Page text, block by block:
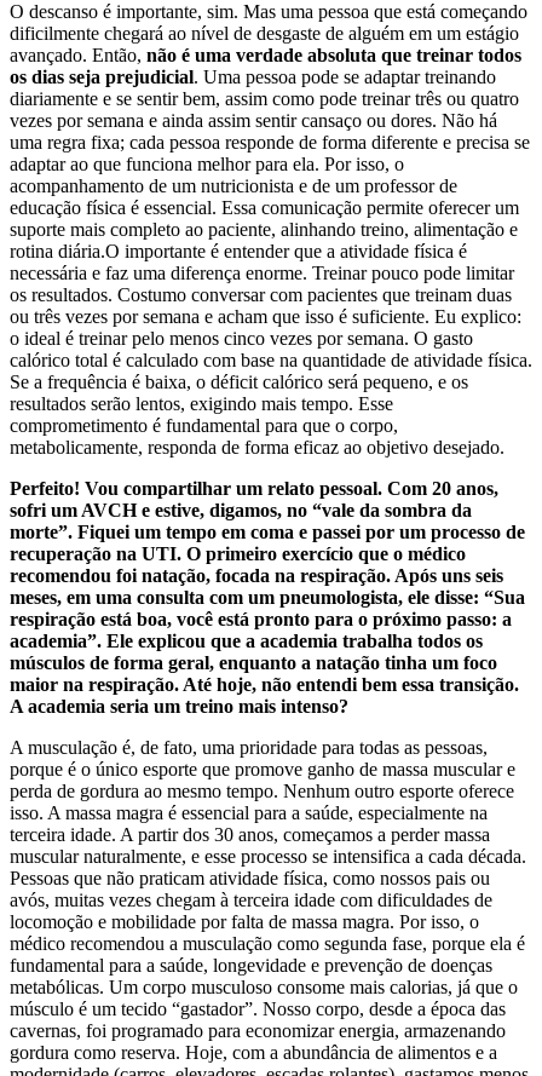
O descanso é importante, sim. Mas uma pessoa que está começando
dificilmente chegará ao nível de desgaste de alguém em um estágio
avançado. Então, não é uma verdade absoluta que treinar todos
os dias seja prejudicial. Uma pessoa pode se adaptar treinando
diariamente e se sentir bem, assim como pode treinar três ou quatro
vezes por semana e ainda assim sentir cansaço ou dores. Não há
uma regra fixa; cada pessoa responde de forma diferente e precisa se
adaptar ao que funciona melhor para ela. Por isso, o
acompanhamento de um nutricionista e de um professor de
educação física é essencial. Essa comunicação permite oferecer um
suporte mais completo ao paciente, alinhando treino, alimentação e
rotina diária.O importante é entender que a atividade física é
necessária e faz uma diferença enorme. Treinar pouco pode limitar
os resultados. Costumo conversar com pacientes que treinam duas
ou três vezes por semana e acham que isso é suficiente. Eu explico:
o ideal é treinar pelo menos cinco vezes por semana. O gasto
calórico total é calculado com base na quantidade de atividade física.
Se a frequência é baixa, o déficit calórico será pequeno, e os
resultados serão lentos, exigindo mais tempo. Esse
comprometimento é fundamental para que o corpo,
metabolicamente, responda de forma eficaz ao objetivo desejado.
Perfeito! Vou compartilhar um relato pessoal. Com 20 anos,
sofri um AVCH e estive, digamos, no “vale da sombra da
morte”. Fiquei um tempo em coma e passei por um processo de
recuperação na UTI. O primeiro exercício que o médico
recomendou foi natação, focada na respiração. Após uns seis
meses, em uma consulta com um pneumologista, ele disse: “Sua
respiração está boa, você está pronto para o próximo passo: a
academia”. Ele explicou que a academia trabalha todos os
músculos de forma geral, enquanto a natação tinha um foco
maior na respiração. Até hoje, não entendi bem essa transição.
A academia seria um treino mais intenso?
A musculação é, de fato, uma prioridade para todas as pessoas,
porque é o único esporte que promove ganho de massa muscular e
perda de gordura ao mesmo tempo. Nenhum outro esporte oferece
isso. A massa magra é essencial para a saúde, especialmente na
terceira idade. A partir dos 30 anos, começamos a perder massa
muscular naturalmente, e esse processo se intensifica a cada década.
Pessoas que não praticam atividade física, como nossos pais ou
avós, muitas vezes chegam à terceira idade com dificuldades de
locomoção e mobilidade por falta de massa magra. Por isso, o
médico recomendou a musculação como segunda fase, porque ela é
fundamental para a saúde, longevidade e prevenção de doenças
metabólicas. Um corpo musculoso consome mais calorias, já que o
músculo é um tecido “gastador”. Nosso corpo, desde a época das
cavernas, foi programado para economizar energia, armazenando
gordura como reserva. Hoje, com a abundância de alimentos e a